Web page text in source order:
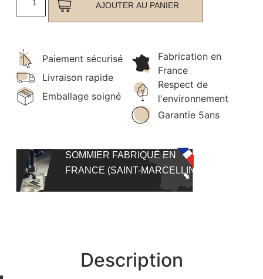
AJOUTER AU PANIER
Paiement sécurisé
Livraison rapide
Emballage soigné
Fabrication en
France
Respect de
l'environnement
Garantie 5ans
SOMMIER FABRIQUÉ EN
FRANCE (SAINT-MARCELLIN)
Description